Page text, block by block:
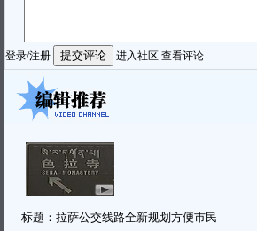
登录/注册 进入社区 查看评论
标题： 拉萨公交线路全新规划方便市民